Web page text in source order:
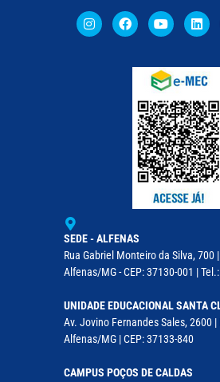
SEDE - ALFENAS
Rua Gabriel Monteiro da Silva, 700
Alfenas/MG - CEP: 37130-001 |
UNIDADE EDUCACIONAL SANTA
Av. Jovino Fernandes Sales, 2600 |
Alfenas/MG | CEP: 37133-840
CAMPUS POÇOS DE CALDAS